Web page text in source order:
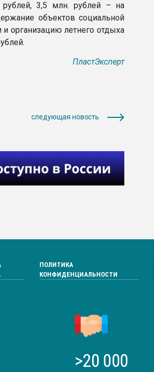
3,5 млн. рублей – на
объектов социальной
организацию летнего отдыха
ПластЭксперт
следующая новость
ПОЛИТИКА
КОНФИДЕНЦИАЛЬНОСТИ
>20 000